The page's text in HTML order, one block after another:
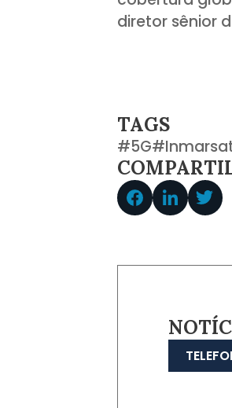
diretor sênior
TAGS
#5G#